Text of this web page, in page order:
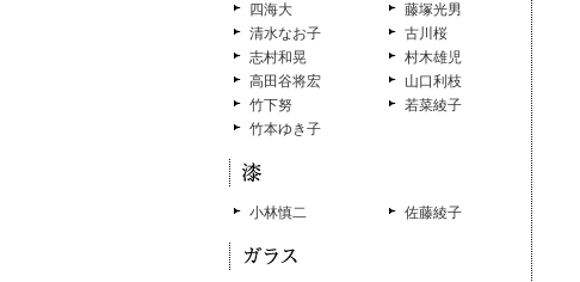
四海大
清水なお子
志村和晃
高田谷将宏
竹下努
竹本ゆき子
藤塚光男
古川桜
村木雄児
山口利枝
若菜綾子
小林慎二 佐藤綾子